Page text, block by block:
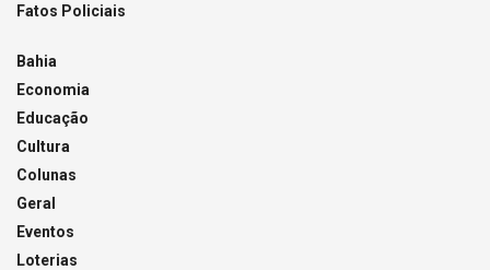
Fatos Policiais
Bahia
Economia
Educação
Cultura
Colunas
Geral
Eventos
Loterias